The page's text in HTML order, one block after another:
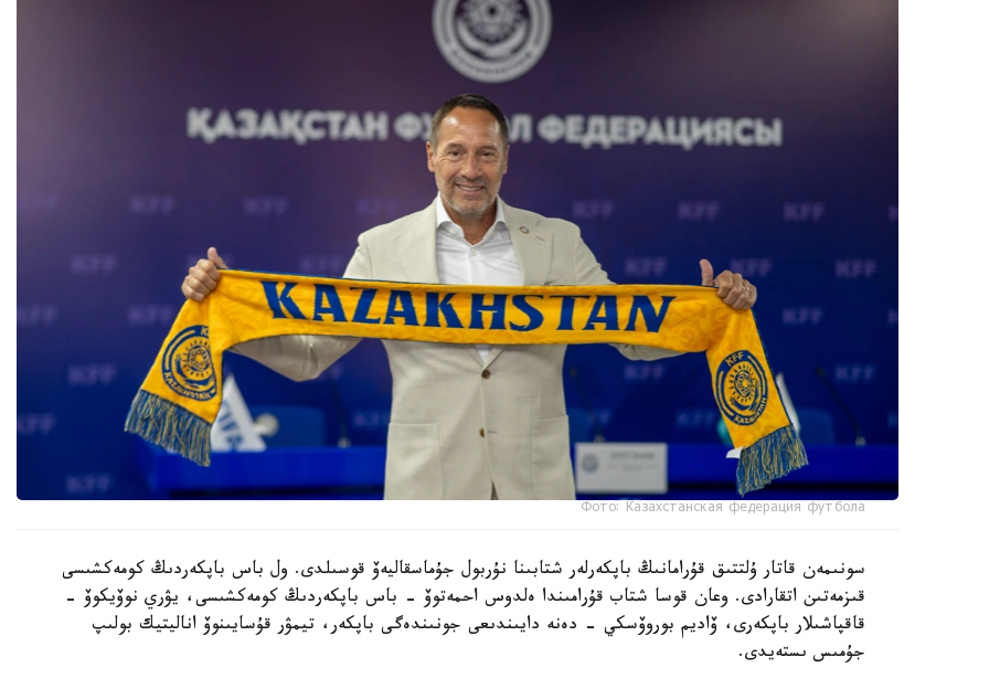
Фото: Казахстанская федерация футбола
سونىمەن قاتار ۇلتتىق قۇرامانىڭ باپكەرلەر شتابىنا نۇربول جۇماسقاليەۆ قوسىلدى. ول باس باپكەردىڭ كومەكشىسى
قىزمەتىن اتقارادى. وعان قوسا شتاب قۇرامىندا ەلدوس احمەتوۆ - باس باپكەردىڭ كومەكشىسى، يۋري نوۆيكوۆ -
قاقپاشىلار باپكەرى، ۆاديم بوروۆسكي - دەنە دايىندىعى جونىندەگى باپكەر، تيمۋر قۇسايىنوۆ اناليتيك بولىپ
جۇمىس ىستەيدى.